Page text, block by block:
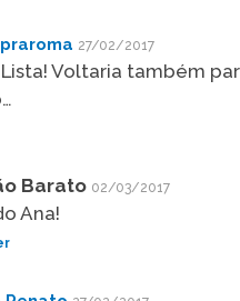
27/02/2017
Voltaria também
Barato 02/03/2017
Ana!